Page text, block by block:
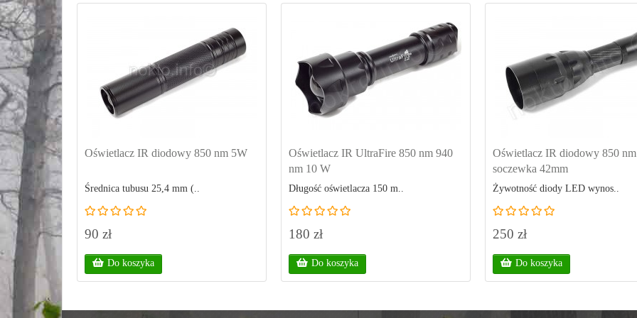
Oświetlacz IR diodowy 850 nm 5W
Średnica tubusu 25,4 mm (..
90 zł
Do koszyka
Oświetlacz IR UltraFire 850 nm 940
nm 10 W
Długość oświetlacza 150 m..
180 zł
Do koszyka
Oświetlacz IR diodowy 850
soczewka 42mm
Żywotność diody LED wynos..
250 zł
Do koszyka